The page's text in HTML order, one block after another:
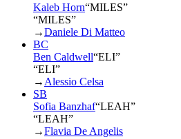
Kaleb Horn“MILES”
“MILES”
→Daniele Di Matteo
BC
Ben Caldwell“ELI”
“ELI”
→ Alessio Celsa
SB
Sofia Banzhaf“LEAH”
“LEAH”
→Flavia De Angelis